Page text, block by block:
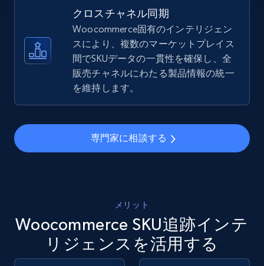
Seller id, URL, Seller name, Description, Detailed
info, Stars, Feedbacks, Return policy, and more.
2.5K+ 今すぐ始める
eBay
URL, Product id, Title, Seller name, Seller rating,
Seller reviews, Breadcrumbs, Root category, and
eBay - Gather data on products using
クロスチャネル同期
Woocommerce固有のインテリジェン
スにより、複数のマーケットプレイス
間でSKUデータの一貫性を確保し、全
販売チャネルにわたる製品情報の統一
を維持します。
専門家に相談する
メリット
Woocommerce SKU追跡インテ
リジェンスを活用する